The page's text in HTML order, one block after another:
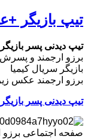
تیپ بازیگر
تیپ دیدنی پسر
برزو ارجمند و پسرش
بازیگر سریال کیمیا
برزو ارجمند عکس
تیپ دیدنی پسر
صفحه اجتماعی برزو